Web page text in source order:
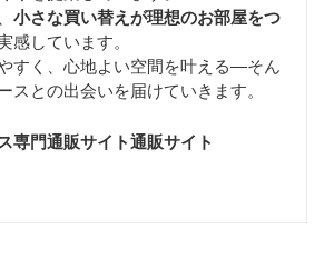
小さな買い替えが理想のお部屋をつ
感しています。
すく、心地よい空間を叶える—そん
スとの出会いを届けていきます。
専門通販サイト通販サイト